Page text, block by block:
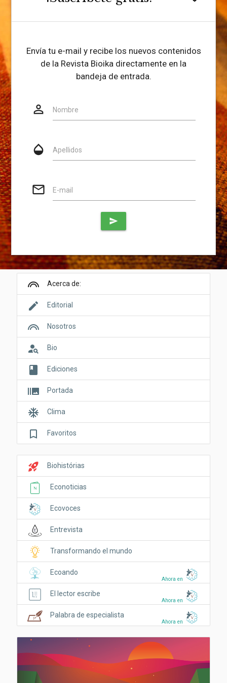
Envía tu e-mail y recibe los nuevos contenidos
de la Revista Bioika directamente en la
bandeja de entrada.
person_outline Nombre
opacity Apellidos
mail_outline E-mail
Website
send
looks Acerca de:
edit Editorial
looks Nosotros
person_search Bio
book Ediciones
burst_mode Portada
ac_unit Clima
bookmark_border Favoritos
rocket_launch Biohistórias
Econoticias
Ecovoces
Entrevista
Transformando el mundo
Ahora en
Ecoando
Ahora en
El lector escribe
Ahora en
Palabra de especialista